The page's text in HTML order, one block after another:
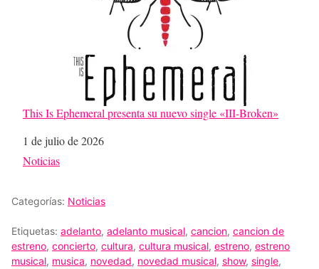
This Is Ephemeral presenta su nuevo single «III-Broken»
Fecha
1 de julio de 2026
Respecto a
Noticias
Categorías: Noticias
Etiquetas: adelanto, adelanto musical, cancion, cancion de
estreno, concierto, cultura, cultura musical, estreno, estreno
musical, musica, novedad, novedad musical, show, single,